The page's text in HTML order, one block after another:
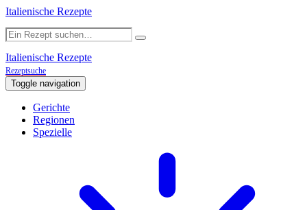
Italienische Rezepte
Italienische Rezepte
Rezeptsuche
Toggle navigation
Gerichte
Regionen
Spezielle